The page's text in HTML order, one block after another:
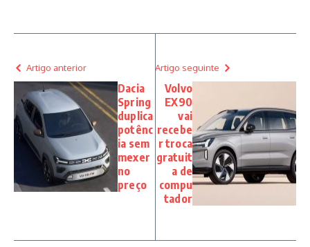
Artigo anterior
Dacia
Spring
duplica
potênc
ia sem
mexer
no
preço
Artigo seguinte
Volvo
EX90
vai
recebe
r troca
gratuit
a de
compu
tador